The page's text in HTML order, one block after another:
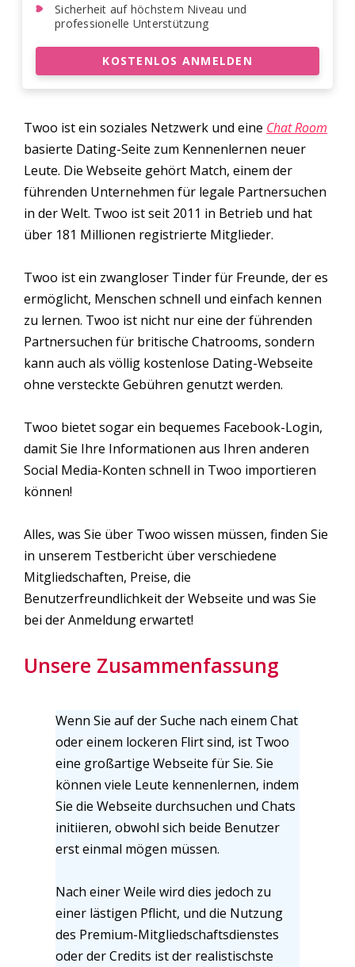
Sicherheit auf höchstem Niveau und
professionelle Unterstützung
KOSTENLOS ANMELDEN
Twoo ist ein soziales Netzwerk und eine Chat Room
basierte Dating-Seite zum Kennenlernen neuer
Leute. Die Webseite gehört Match, einem der
führenden Unternehmen für legale Partnersuchen
in der Welt. Twoo ist seit 2011 in Betrieb und hat
über 181 Millionen registrierte Mitglieder.
Twoo ist ein zwangloser Tinder für Freunde, der es
ermöglicht, Menschen schnell und einfach kennen
zu lernen. Twoo ist nicht nur eine der führenden
Partnersuchen für britische Chatrooms, sondern
kann auch als völlig kostenlose Dating-Webseite
ohne versteckte Gebühren genutzt werden.
Twoo bietet sogar ein bequemes Facebook-Login,
damit Sie Ihre Informationen aus Ihren anderen
Social Media-Konten schnell in Twoo importieren
können!
Alles, was Sie über Twoo wissen müssen, finden Sie
in unserem Testbericht über verschiedene
Mitgliedschaften, Preise, die
Benutzerfreundlichkeit der Webseite und was Sie
bei der Anmeldung erwartet!
Unsere Zusammenfassung
Wenn Sie auf der Suche nach einem Chat
oder einem lockeren Flirt sind, ist Twoo
eine großartige Webseite für Sie. Sie
können viele Leute kennenlernen, indem
Sie die Webseite durchsuchen und Chats
initiieren, obwohl sich beide Benutzer
erst einmal mögen müssen.
Nach einer Weile wird dies jedoch zu
einer lästigen Pflicht, und die Nutzung
des Premium-Mitgliedschaftsdienstes
oder der Credits ist der realistischste